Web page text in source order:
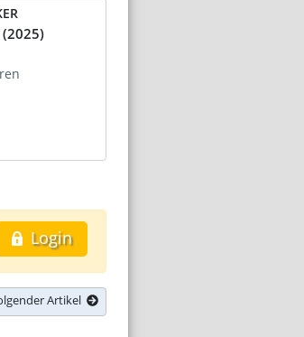
Login
Artikel